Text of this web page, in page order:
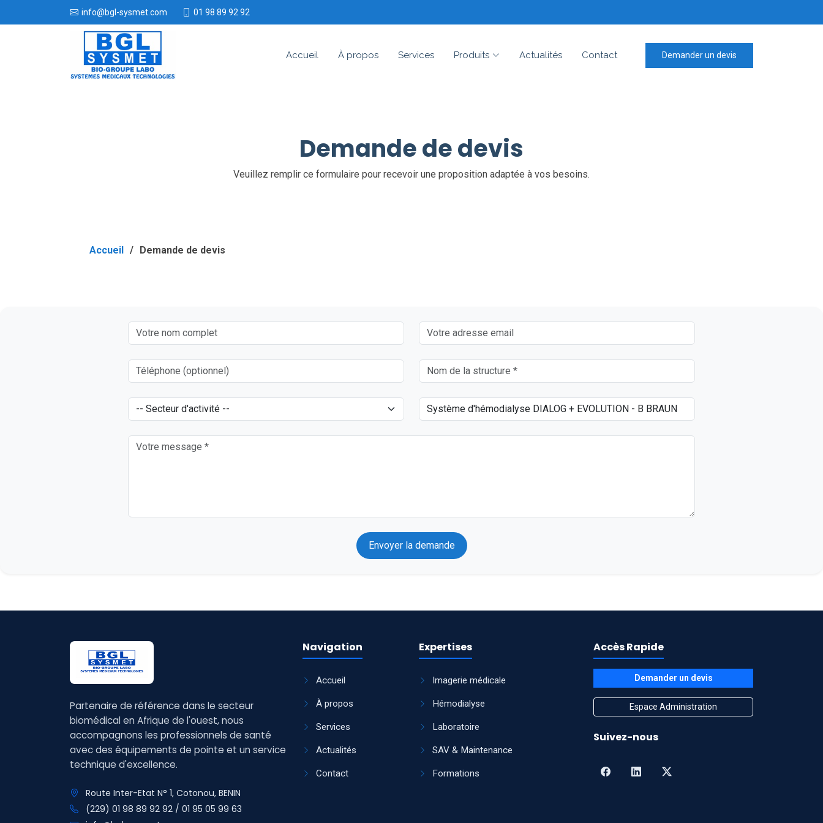
info@bgl-sysmet.com 01 98 89 92 92
Accueil À propos Services Produits Actualités Contact Demander un devis
Demande de devis
Veuillez remplir ce formulaire pour recevoir une proposition adaptée à vos besoins.
Accueil Demande de devis
Envoyer la demande
Partenaire de référence dans le secteur
biomédical en Afrique de l'ouest, nous
accompagnons les professionnels de santé
avec des équipements de pointe et un service
technique d'excellence.
Route Inter-Etat N° 1, Cotonou, BENIN
(229) 01 98 89 92 92 / 01 95 05 99 63
Navigation
Accueil
À propos
Services
Actualités
Contact
Expertises
Imagerie médicale
Hémodialyse
Laboratoire
SAV & Maintenance
Formations
Accès Rapide
Demander un devis
Espace Administration
Suivez-nous